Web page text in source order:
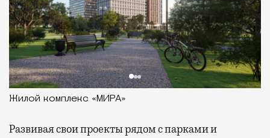
Жилой комплекс «МИРА»
Развиваясвои проекты рядом с парками и